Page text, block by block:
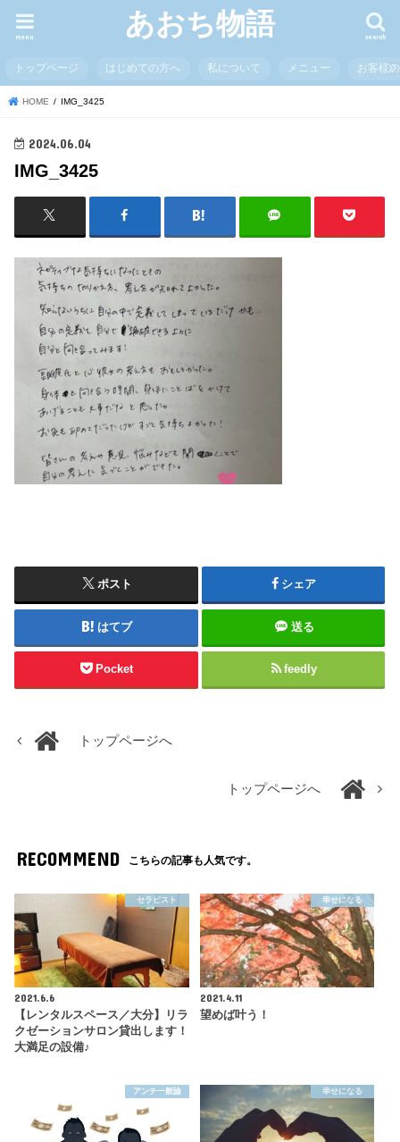
あおち物語 search
menu
トップページ はじめての方へ 私について メニュー お客様
HOME IMG_3425
2024.06.04
IMG_3425
ポスト シェア
はてブ 送る
Pocket feedly
トップページへ
トップページへ
RECOMMEND こちらの記事も人気です。
セラピスト
2021.6.6
【レンタルスペース／大分】リラ
クゼーションサロン貸出します！
大満足の設備♪
幸せになる
2021.4.11
望めば叶う！
アンチ一般論 幸せになる